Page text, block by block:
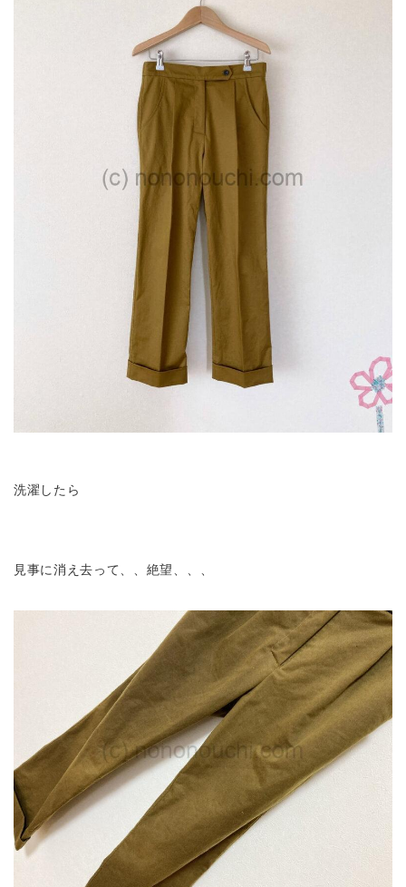
洗濯したら
見事に消え去って、、絶望、、、